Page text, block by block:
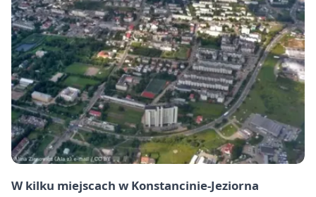
W kilku miejscach w Konstancinie-Jeziorna